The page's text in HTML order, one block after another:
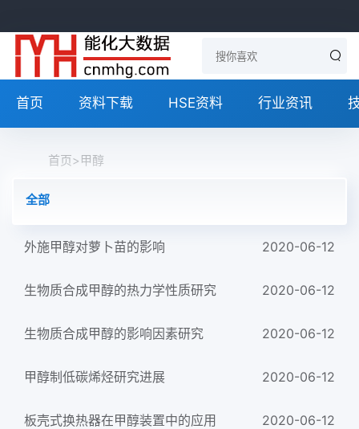
首页 资料下载 HSE资料 行业资讯
首页> 甲醇
全部
外施甲醇对萝卜苗的影响 2020-06-12
生物质合成甲醇的热力学性质研究 2020-06-12
生物质合成甲醇的影响因素研究 2020-06-12
甲醇制低碳烯烃研究进展 2020-06-12
板壳式换热器在甲醇装置中的应用 2020-06-12